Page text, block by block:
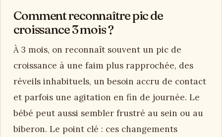
Comment reconnaître pic de
croissance 3 mois ?
À 3 mois, on reconnaît souvent un pic de
croissance à une faim plus rapprochée, des
réveils inhabituels, un besoin accru de contact
et parfois une agitation en fin de journée. Le
bébé peut aussi sembler frustré au sein ou au
biberon. Le point clé : ces changements